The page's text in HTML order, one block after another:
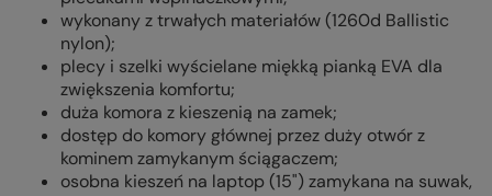
wykonany z trwałych materiałów (1260d Ballistic
nylon);
plecy i szelki wyścielane miękką pianką EVA dla
zwiększenia komfortu;
duża komora z kieszenią na zamek;
dostęp do komory głównej przez duży otwór z
kominem zamykanym ściągaczem;
osobna kieszeń na laptop (15") zamykana na suwak,